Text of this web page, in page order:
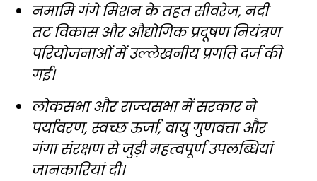
नमामि गंगे मिशन के तहत सीवरेज, नदी
तट विकास और औद्योगिक प्रदूषण नियंत्रण
परियोजनाओं में उल्लेखनीय प्रगति दर्ज की
गई।
लोकसभा और राज्यसभा में सरकार ने
पर्यावरण, स्वच्छ ऊर्जा, वायु गुणवत्ता और
गंगा संरक्षण से जुड़ी महत्वपूर्ण उपलब्धियां
जानकारियां दी।